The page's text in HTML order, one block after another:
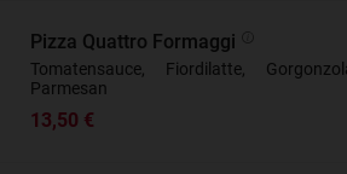
Pizza Quattro Formaggi
Tomatensauce, Fiordilatte,
Parmesan
13,50 €